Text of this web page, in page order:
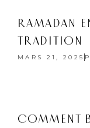
RAMADAN
TRADITION
MARS 21, 2025
COMMENT